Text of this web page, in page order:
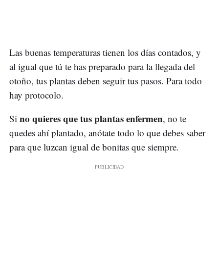
Las buenas temperaturas tienen los días contados, y
al igual que tú te has preparado para la llegada del
otoño, tus plantas deben seguir tus pasos. Para todo
hay protocolo.
Si no quieres que tus plantas enfermen, no te
quedes ahí plantado, anótate todo lo que debes saber
para que luzcan igual de bonitas que siempre.